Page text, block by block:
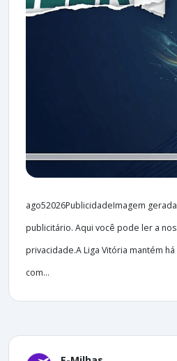
ago52026PublicidadeImagem
publicitário. Aqui você pode ler a
privacidade.A Liga Vitória mantém
com...